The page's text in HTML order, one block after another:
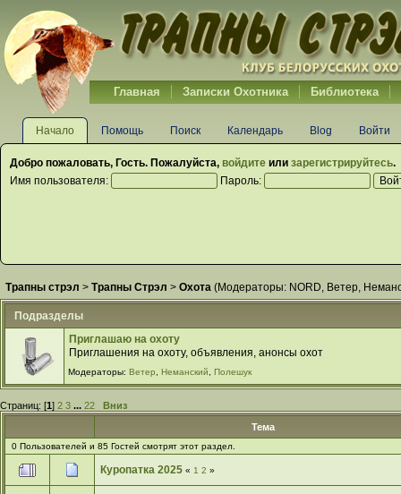
Главная Записки Охотника Библиотека
Начало Помощь Поиск Календарь Blog Войти
Добро пожаловать, Гость. Пожалуйста, войдите или зарегистрируйтесь.
Имя пользователя:
Пароль:
Трапны стрэл > Трапны Стрэл > Охота (Модераторы: NORD, Ветер,
Подразделы
Приглашаю на охоту
Приглашения на охоту, объявления, анонсы охот
Модераторы: Ветер Неманский Полешук
Страниц: [1] 2 3 ... 22
Вниз
Тема
0 Пользователей и 85 Гостей смотрят этот раздел.
Куропатка 2025 « 1 2 »